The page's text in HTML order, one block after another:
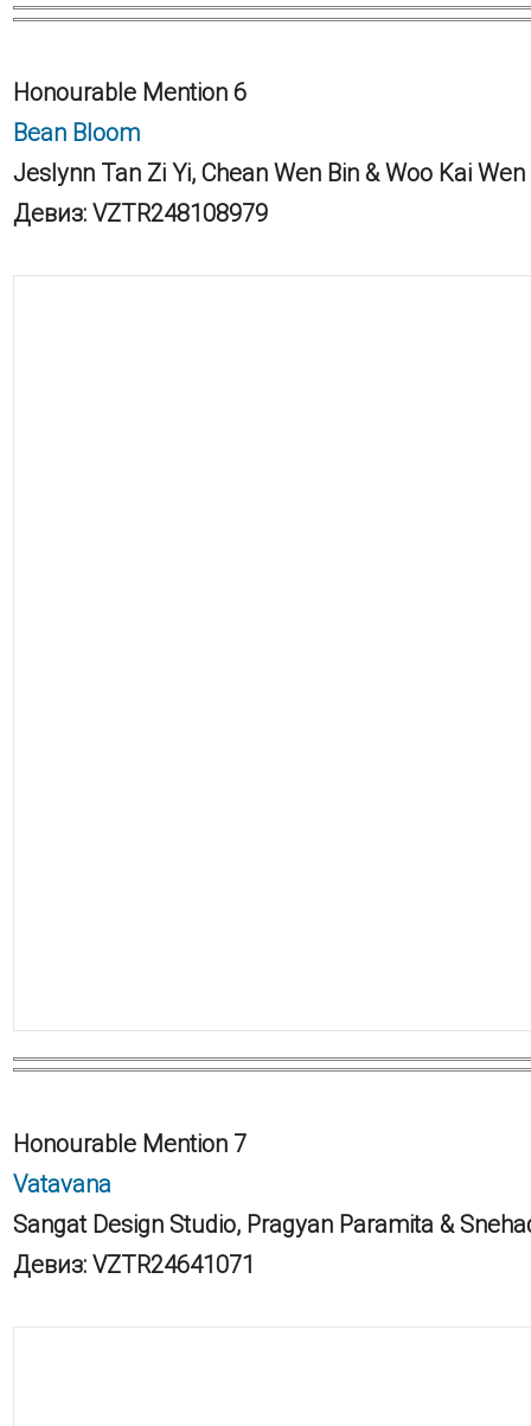
Honourable Mention 6
Bean Bloom
Jeslynn Tan Zi Yi, Chean Wen Bin & Woo Kai
Девиз: VZTR248108979
Honourable Mention 7
Vatavana
Sangat Design Studio, Pragyan Paramita &
Девиз: VZTR24641071